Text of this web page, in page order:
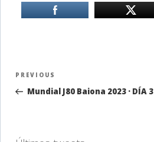
Navegación
entradas
Previous
Post
PREVIOUS
Mundial J80 Baiona 2023 · DÍA 3